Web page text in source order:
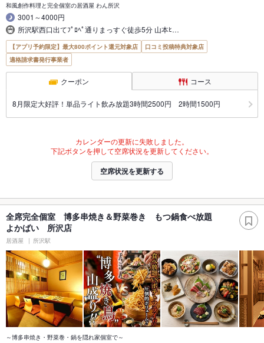
和風創作料理と完全個室の居酒屋 わん所沢
3001～4000円
所沢駅西口出てﾌﾟﾛﾍﾟ通りまっすぐ徒歩5分 山本ﾋ…
【アプリ予約限定】最大800ポイント還元対象店
口コミ投稿特典対象店
適格請求書発行事業者
クーポン コース
8月限定大好評！単品ライト飲み放題3時間2500円 2時間1500円
カレンダーの更新に失敗しました。
下記ボタンを押して空席状況を更新してください。
空席状況を更新する
全席完全個室 博多串焼き＆野菜巻き もつ鍋食べ放題
よかばい 所沢店
居酒屋 所沢駅
～博多串焼き・野菜巻・鍋を隠れ家個室で～